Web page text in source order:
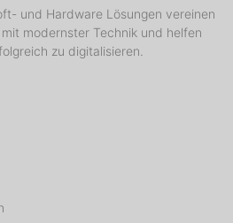
und Hardware Lösungen vereinen
modernster Technik und helfen
zu digitalisieren.